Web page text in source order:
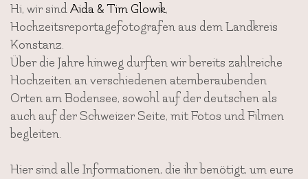
Hi, wir sindAida & Tim Glowik,
Hochzeitsreportagefotografen aus dem Landkreis
Konstanz.
Über die Jahre hinweg durften wir bereits zahlreiche
Hochzeiten an verschiedenen atemberaubenden
Orten am Bodensee, sowohl auf der deutschen als
auch auf der Schweizer Seite, mit Fotos und Filmen
begleiten.
Hier sind alle Informationen, die ihr benötigt, um eure